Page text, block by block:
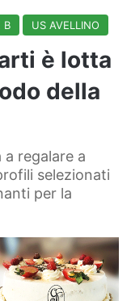
B US AVELLINO
è lotta
della
regalare a
selezionati
per la